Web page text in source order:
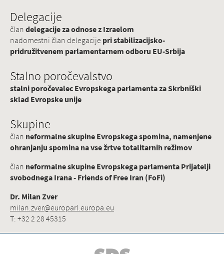
Delegacije
člandelegacije za odnose z Izraelom
nadomestni član delegacije pri stabilizacijsko-
pridružitvenem parlamentarnem odboru EU-Srbija
Stalno poročevalstvo
stalni poročevalec Evropskega parlamenta za Skrbniški
sklad Evropske unije
Skupine
član neformalne skupine Evropskega spomina, namenjene
ohranjanju spomina na vse žrtve totalitarnih režimov
član neformalne skupine Evropskega parlamenta Prijatelji
svobodnega Irana - Friends of Free Iran (FoFi)
Dr. Milan Zver
milan.zver@europarl.europa.eu
T: +32 2 28 45315